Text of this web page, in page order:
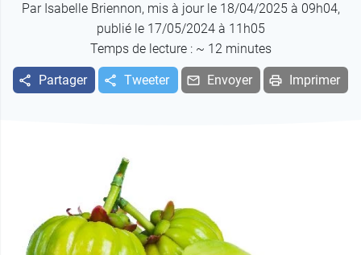
Par Isabelle Briennon, mis à jour le 18/04/2025 à 09h04,
publié le 17/05/2024 à 11h05
Temps de lecture : ~ 12minutes
Partager Tweeter Envoyer Imprimer